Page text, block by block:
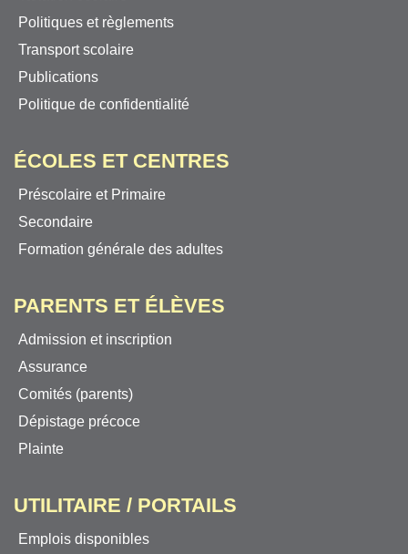
Politiques et règlements
Transport scolaire
Publications
Politique de confidentialité
ÉCOLES ET CENTRES
Préscolaire et Primaire
Secondaire
Formation générale des adultes
PARENTS ET ÉLÈVES
Admission et inscription
Assurance
Comités (parents)
Dépistage précoce
Plainte
UTILITAIRE / PORTAILS
Emplois disponibles